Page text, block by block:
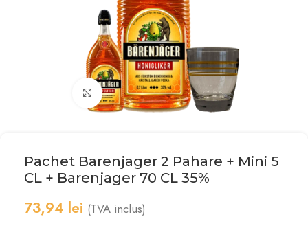
Faceți click pentru a mări
Pachet Barenjager 2 Pahare + Mini 5
CL + Barenjager 70 CL 35%
73,94 lei (TVA inclus)